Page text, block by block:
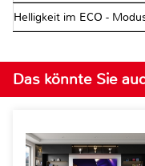
Helligkeit im ECO -
Das könnte Sie